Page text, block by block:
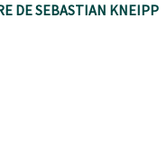
DE SEBASTIAN KNEIPP